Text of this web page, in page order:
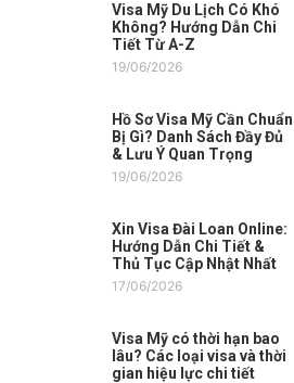
Visa Mỹ Du Lịch Có Khó
Không? Hướng Dẫn Chi
Tiết Từ A-Z
19/06/2026
Hồ Sơ Visa Mỹ Cần Chuẩn
Bị Gì? Danh Sách Đầy Đủ
& Lưu Ý Quan Trọng
19/06/2026
Xin Visa Đài Loan Online:
Hướng Dẫn Chi Tiết &
Thủ Tục Cập Nhật Nhất
17/06/2026
Visa Mỹ có thời hạn bao
lâu? Các loại visa và thời
gian hiệu lực chi tiết